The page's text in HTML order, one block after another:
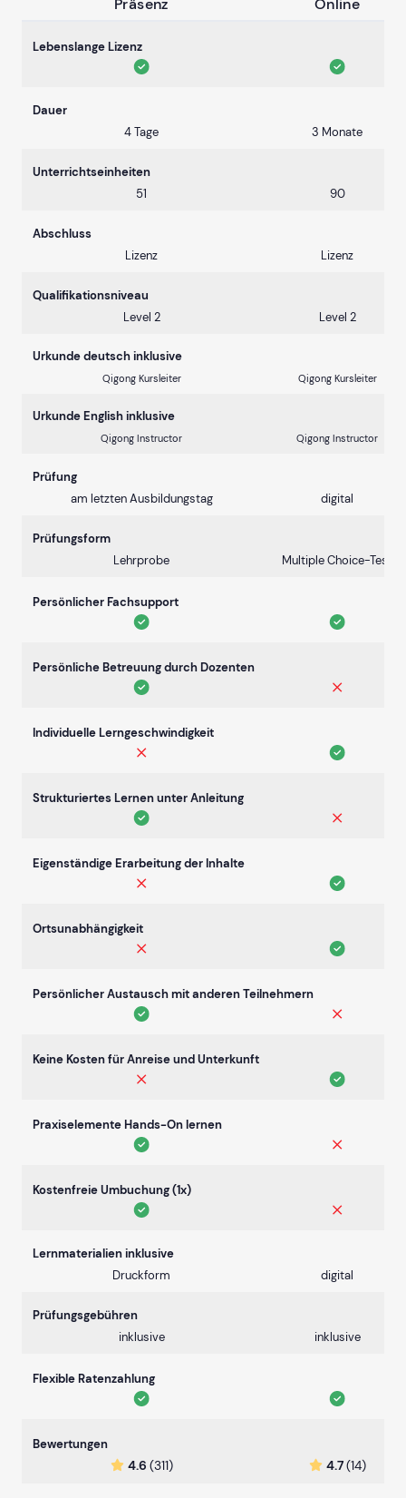
Präsenz Online
Lebenslange Lizenz
Dauer
4 Tage
3 Monate
Unterrichtseinheiten
51
90
Abschluss
Lizenz
Lizenz
Qualifikationsniveau
Level 2
Level 2
Urkunde deutsch inklusive
Qigong Kursleiter Qigong Kursleiter
Urkunde English inklusive
Qigong Instructor Qigong Instructor
Prüfung
am letzten Ausbildungstag
digital
Prüfungsform
Lehrprobe
Multiple Choice-Test
Persönlicher Fachsupport
Persönliche Betreuung durch Dozenten
Individuelle Lerngeschwindigkeit
Strukturiertes Lernen unter Anleitung
Eigenständige Erarbeitung der Inhalte
Ortsunabhängigkeit
Persönlicher Austausch mit anderen Teilnehmern
Keine Kosten für Anreise und Unterkunft
Praxiselemente Hands-On lernen
Kostenfreie Umbuchung (1x)
Lernmaterialien inklusive
Druckform
digital
Prüfungsgebühren
inklusive
inklusive
Flexible Ratenzahlung
Bewertungen
4.6 (311) 4.7(14)